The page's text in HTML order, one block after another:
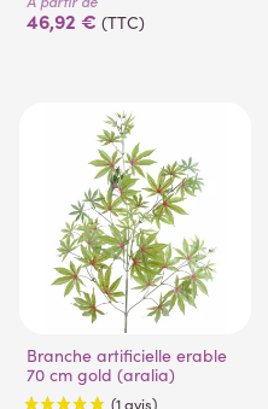
46,92 € (TTC)
Branche artificielle erable
70 cm gold (aralia)